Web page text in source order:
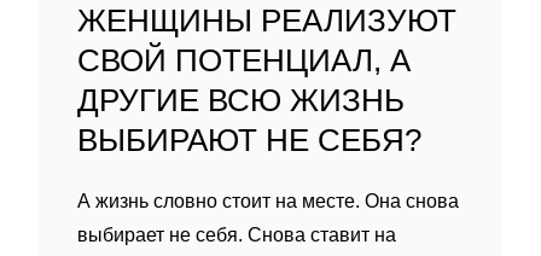
ЖЕНЩИНЫ РЕАЛИЗУЮТ
СВОЙ ПОТЕНЦИАЛ, А
ДРУГИЕ ВСЮ ЖИЗНЬ
ВЫБИРАЮТ НЕ СЕБЯ?
А жизнь словно стоит на месте. Она снова
выбирает не себя. Снова ставит на